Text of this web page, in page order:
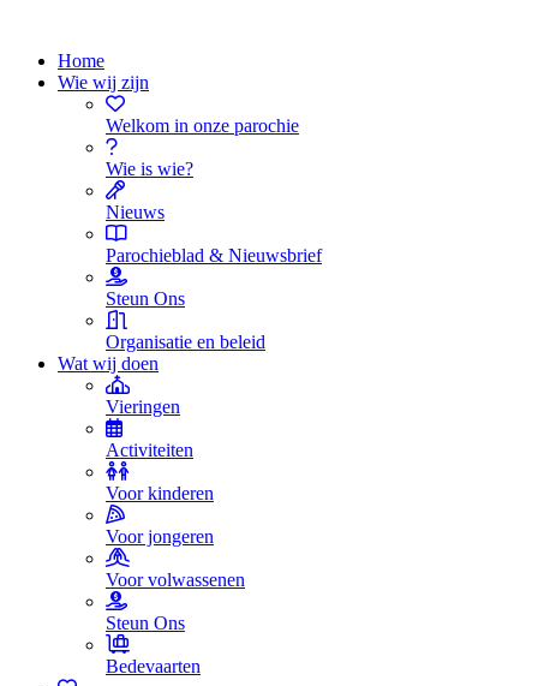
Home
Wie wij zijn
Welkom in onze parochie
Wie is wie?
Nieuws
Parochieblad & Nieuwsbrief
Steun Ons
Organisatie en beleid
Wat wij doen
Vieringen
Activiteiten
Voor kinderen
Voor jongeren
Voor volwassenen
Steun Ons
Bedevaarten